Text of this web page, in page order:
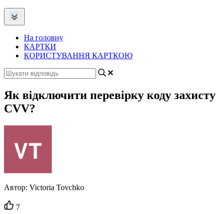
На головну
КАРТКИ
КОРИСТУВАННЯ КАРТКОЮ
Як відключити перевірку коду захисту
CVV?
Автор: Victoria Tovchko
Кількість
7